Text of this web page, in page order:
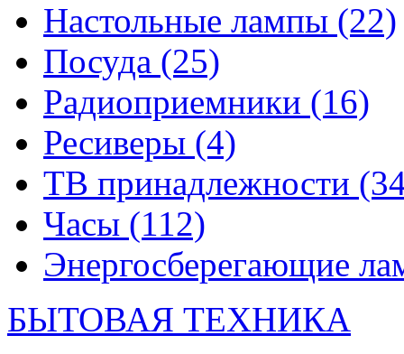
Настольные лампы (22)
Посуда (25)
Радиоприемники (16)
Ресиверы (4)
ТВ принадлежности
Часы (112)
Энергосберегающие
БЫТОВАЯ ТЕХНИКА